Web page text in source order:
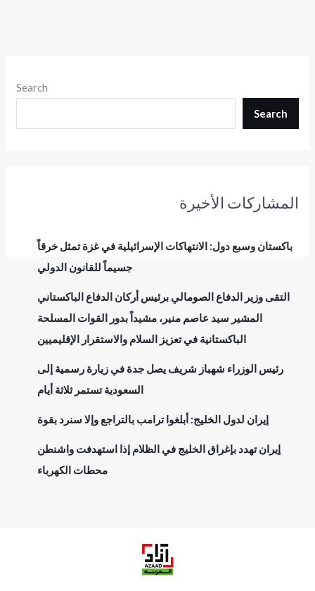
Search
Search
المشاركات الأخيرة
باكستان وسبع دول: الانتهاكات الإسرائيلية في غزة تمثل خرقاً
جسيماً للقانون الدولي
التقى وزير الدفاع الصومالي برئيس أركان الدفاع الباكستاني
المشير سيد عاصم منير، مشيداً بدور القوات المسلحة
الباكستانية في تعزيز السلام والاستقرار الإقليميين
رئيس الوزراء شهباز شريف يصل جدة في زيارة رسمية إلى
السعودية تستمر ثلاثة أيام
إيران لدول الخليج: أبلغوا ترامب بالتراجع وإلا سنرد بقوة
إيران تهدد بإغراق الخليج في الظلام إذا استهدفت واشنطن
محطات الكهرباء